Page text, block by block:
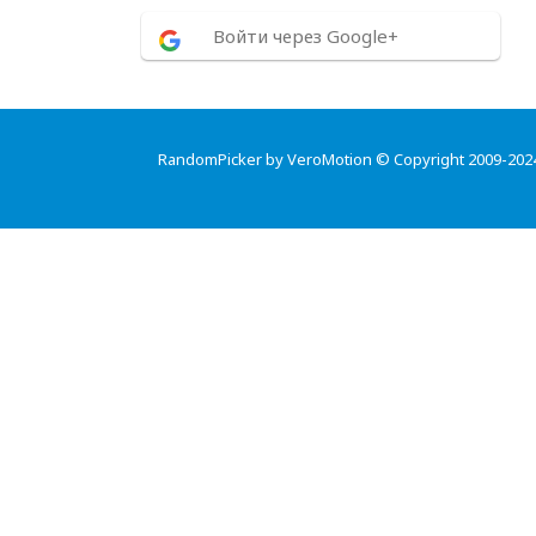
Войти через Google+
RandomPicker by VeroMotion © Copyright 2009-